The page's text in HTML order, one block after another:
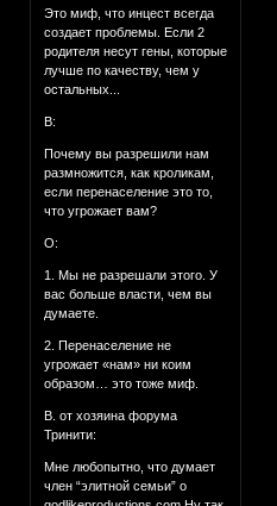
Это миф, что инцест всегда
создает проблемы. Если 2
родителя несут гены, которые
лучше по качеству, чем у
остальных...
В:
Почему вы разрешили нам
размножится, как кроликам,
если перенаселение это то,
что угрожает вам?
О:
1. Мы не разрешали этого. У
вас больше власти, чем вы
думаете.
2. Перенаселение не
угрожает «нам» ни коим
образом… это тоже миф.
В. от хозяина форума
Тринити:
Мне любопытно, что думает
член “элитной семьи” о